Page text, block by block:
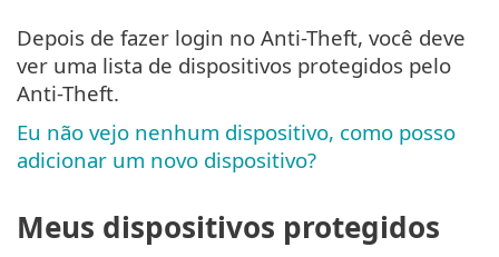
Depois de fazer login no Anti-Theft, você deve
ver uma lista de dispositivos protegidos pelo
Anti-Theft.
Eu não vejo nenhum dispositivo, como posso
adicionar um novo dispositivo?
Meus dispositivos protegidos